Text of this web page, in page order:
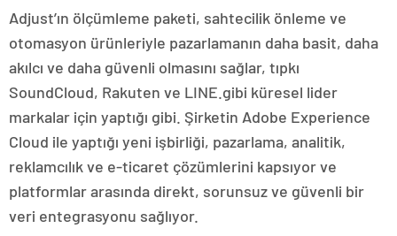
Adjust’ın ölçümleme paketi, sahtecilik önleme ve
otomasyon ürünleriyle pazarlamanın daha basit, daha
akılcı ve daha güvenli olmasını sağlar, tıpkı
SoundCloud, Rakuten ve LINE.gibi küresel lider
markalar için yaptığı gibi. Şirketin Adobe Experience
Cloud ile yaptığı yeni işbirliği, pazarlama, analitik,
reklamcılık ve e-ticaret çözümlerini kapsıyor ve
platformlar arasında direkt, sorunsuz ve güvenli bir
veri entegrasyonu sağlıyor.